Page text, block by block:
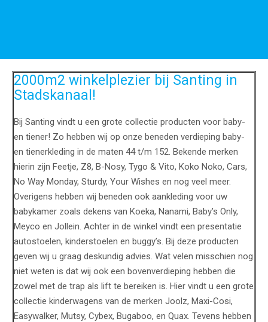
2000m2 winkelplezier bij Santing in
Stadskanaal!
Bij Santing vindt u een grote collectie producten voor baby-
en tiener! Zo hebben wij op onze beneden verdieping baby-
en tienerkleding in de maten 44 t/m 152. Bekende merken
hierin zijn Feetje, Z8, B-Nosy, Tygo & Vito, Koko Noko, Cars,
No Way Monday, Sturdy, Your Wishes en nog veel meer.
Overigens hebben wij beneden ook aankleding voor uw
babykamer zoals dekens van Koeka, Nanami, Baby’s Only,
Meyco en Jollein. Achter in de winkel vindt een presentatie
autostoelen, kinderstoelen en buggy’s. Bij deze producten
geven wij u graag deskundig advies. Wat velen misschien nog
niet weten is dat wij ook een bovenverdieping hebben die
zowel met de trap als lift te bereiken is. Hier vindt u een grote
collectie kinderwagens van de merken Joolz, Maxi-Cosi,
Easywalker, Mutsy, Cybex, Bugaboo, en Quax. Tevens hebben